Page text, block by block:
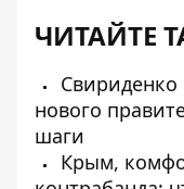
ЧИТАЙТЕ
Свириденко
нового
шаги
Крым,